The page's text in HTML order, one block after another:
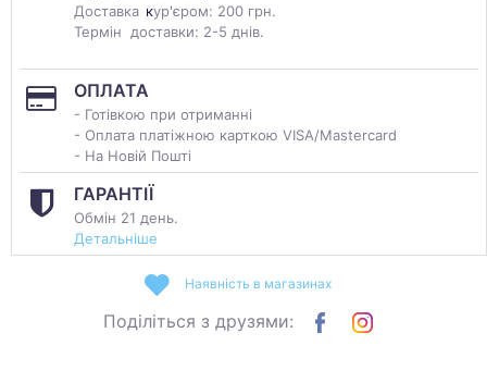
Доставка кур'єром: 200 грн.
Термін доставки: 2-5 днів.
ОПЛАТА
- Готівкою при отриманні
- Оплата платіжною карткою VISA/Mastercard
- На Новій Пошті
ГАРАНТІЇ
Обмін 21 день.
Детальніше
Наявність в магазинах
Поділіться з друзями: